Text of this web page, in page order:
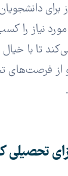
دانشجویان
نیاز را
تا با
از فرصت‌های
تحصیلی